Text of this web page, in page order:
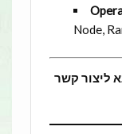
Node,
ליצור קשר